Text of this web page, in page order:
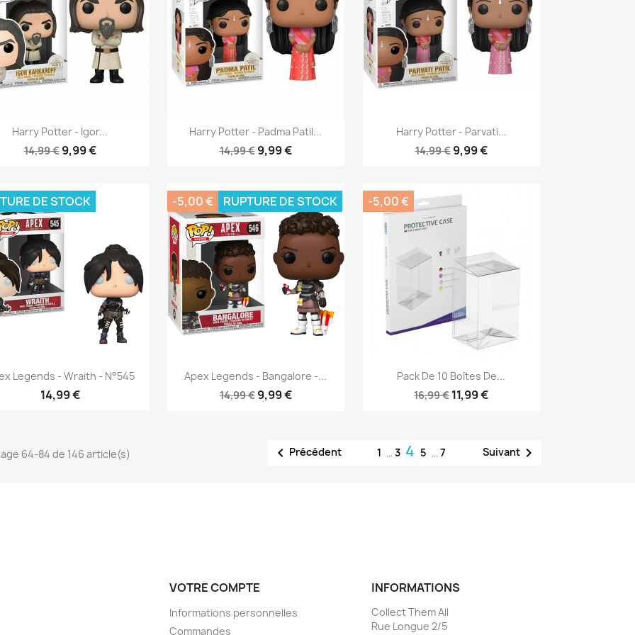
Harry Potter - Igor...
14,99 € 9,99 €
Aperçu rapide
Harry Potter - Padma Patil...
14,99 € 9,99 €
Aperçu rapide
Harry Potter - Parvati...
14,99 € 9,99 €
Aperçu rapide
Legends - Wraith - N°545
14,99 €
DE STOCK
Aperçu rapide
Apex Legends - Bangalore -...
14,99 € 9,99 €
-5,00 € RUPTURE DE STOCK
Aperçu rapide
Pack De 10 Boîtes De...
16,99 € 11,99 €
-5,00 €
Aperçu rapide
64-84 de 146 article(s)  Précédent 1 … 3 4 5 … 7 Suivant
VOTRE COMPTE
Informations personnelles
Commandes
INFORMATIONS
Collect Them All
Rue Longue 2/5